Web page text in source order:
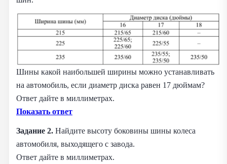
Шины какой наибольшей ширины можно устанавливать
на автомобиль, если диаметр диска равен 17 дюймам?
Ответ дайте в миллиметрах.
Показать ответ
Задание 2. Найдите высоту боковины шины колеса
автомобиля, выходящего с завода.
Ответ дайте в миллиметрах.